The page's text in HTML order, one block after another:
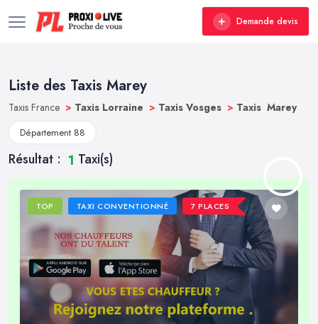
Demande devis
Liste des Taxis Marey
Taxis France > Taxis Lorraine > Taxis Vosges > Taxis Marey
Département 88
Résultat : 1 Taxi(s)
TOP TAXI CONVENTIONNÉ 7 PLACES